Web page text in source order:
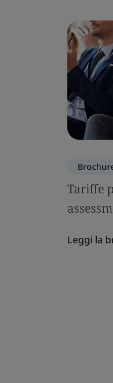
Tariffe
Leggi la